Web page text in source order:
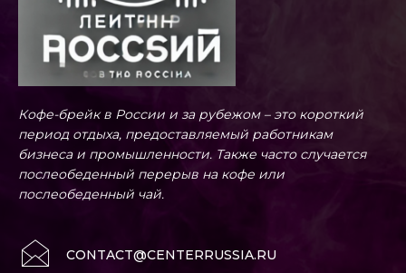
Кофе-брейк в России и за рубежом – это короткий
период отдыха, предоставляемый работникам
бизнеса и промышленности. Также часто случается
послеобеденный перерыв на кофе или
послеобеденный чай.
CONTACT@CENTERRUSSIA.RU